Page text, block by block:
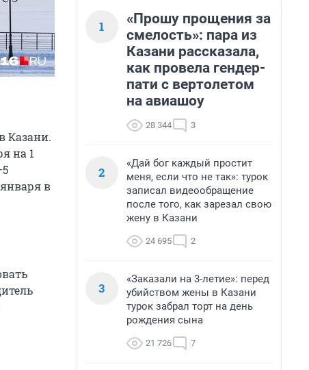
Казани.
на 1
в
1
«Прошу прощения за
смелость»: пара из
Казани рассказала,
как провела гендер-
пати с вертолетом
на авиашоу
28 344 3
2
«Дай бог каждый простит
меня, если что не так»: турок
записал видеообращение
после того, как зарезал свою
жену в Казани
24 695 2
3
«Заказали на 3-летие»: перед
убийством жены в Казани
турок забрал торт на день
рождения сына
21 726 7